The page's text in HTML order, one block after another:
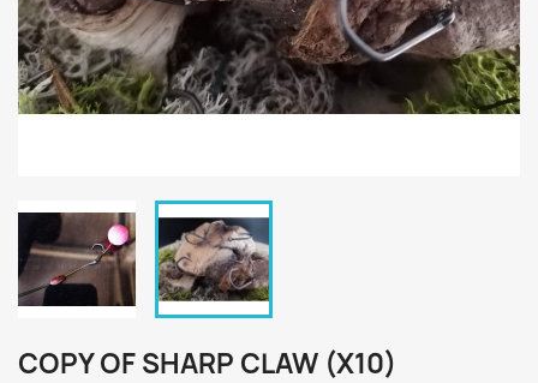
COPY OF SHARP CLAW (X10)